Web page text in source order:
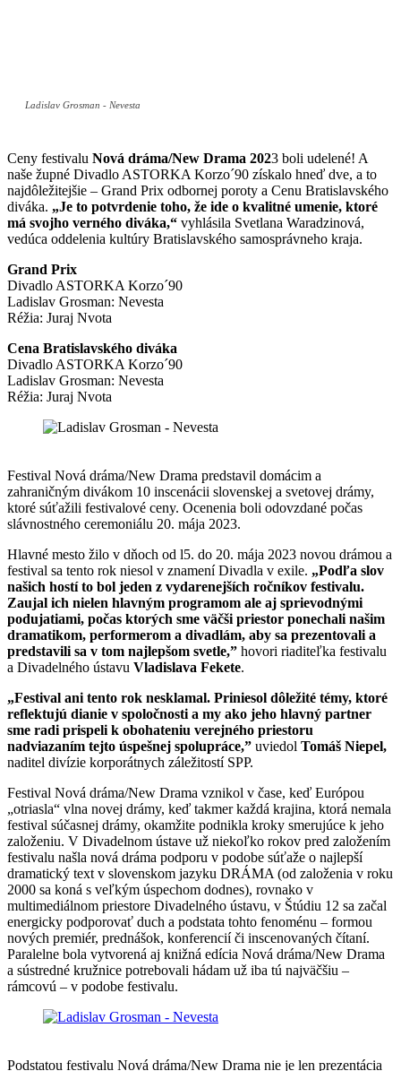
Ladislav Grosman - Nevesta
Ceny festivalu Nová dráma/New Drama 2023 boli udelené! A
naše župné Divadlo ASTORKA Korzo´90 získalo hneď dve, a to
najdôležitejšie – Grand Prix odbornej poroty a Cenu Bratislavského
diváka. „Je to potvrdenie toho, že ide o kvalitné umenie, ktoré
má svojho verného diváka,“ vyhlásila Svetlana Waradzinová,
vedúca oddelenia kultúry Bratislavského samosprávneho kraja.
Grand Prix
Divadlo ASTORKA Korzo´90
Ladislav Grosman: Nevesta
Réžia: Juraj Nvota
Cena Bratislavského diváka
Divadlo ASTORKA Korzo´90
Ladislav Grosman: Nevesta
Réžia: Juraj Nvota
Festival Nová dráma/New Drama predstavil domácim a
zahraničným divákom 10 inscenácii slovenskej a svetovej drámy,
ktoré súťažili festivalové ceny. Ocenenia boli odovzdané počas
slávnostného ceremoniálu 20. mája 2023.
Hlavné mesto žilo v dňoch od l5. do 20. mája 2023 novou drámou a
festival sa tento rok niesol v znamení Divadla v exile. „Podľa slov
našich hostí to bol jeden z vydarenejších ročníkov festivalu.
Zaujal ich nielen hlavným programom ale aj sprievodnými
podujatiami, počas ktorých sme väčši priestor ponechali našim
dramatikom, performerom a divadlám, aby sa prezentovali a
predstavili sa v tom najlepšom svetle,” hovori riaditeľka festivalu
a Divadelného ústavu Vladislava Fekete.
„Festival ani tento rok nesklamal. Priniesol dôležité témy, ktoré
reflektujú dianie v spoločnosti a my ako jeho hlavný partner
sme radi prispeli k obohateniu verejného priestoru
nadviazaním tejto úspešnej spolupráce,” uviedol Tomáš Niepel,
naditel divízie korporátnych záležitostí SPP.
Festival Nová dráma/New Drama vznikol v čase, keď Európou
„otriasla“ vlna novej drámy, keď takmer každá krajina, ktorá nemala
festival súčasnej drámy, okamžite podnikla kroky smerujúce k jeho
založeniu. V Divadelnom ústave už niekoľko rokov pred založením
festivalu našla nová dráma podporu v podobe súťaže o najlepší
dramatický text v slovenskom jazyku DRÁMA (od založenia v roku
2000 sa koná s veľkým úspechom dodnes), rovnako v
multimediálnom priestore Divadelného ústavu, v Štúdiu 12 sa začal
energicky podporovať duch a podstata tohto fenoménu – formou
nových premiér, prednášok, konferencií či inscenovaných čítaní.
Paralelne bola vytvorená aj knižná edícia Nová dráma/New Drama
a sústredné kružnice potrebovali hádam už iba tú najväčšiu –
rámcovú – v podobe festivalu.
Podstatou festivalu Nová dráma/New Drama nie je len prezentácia